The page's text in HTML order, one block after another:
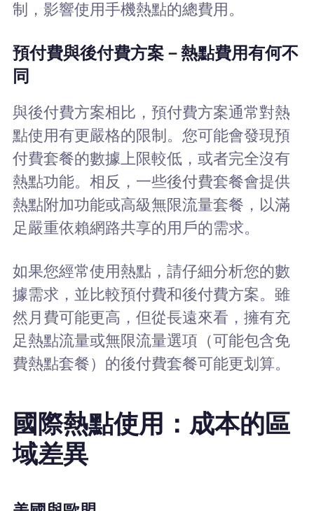
制，影響使用手機熱點的總費用。
預付費與後付費方案－熱點費用有何不
同
與後付費方案相比，預付費方案通常對熱
點使用有更嚴格的限制。您可能會發現預
付費套餐的數據上限較低，或者完全沒有
熱點功能。相反，一些後付費套餐會提供
熱點附加功能或高級無限流量套餐，以滿
足嚴重依賴網路共享的用戶的需求。
如果您經常使用熱點，請仔細分析您的數
據需求，並比較預付費和後付費方案。雖
然月費可能更高，但從長遠來看，擁有充
足熱點流量或無限流量選項（可能包含免
費熱點套餐）的後付費套餐可能更划算。
國際熱點使用：成本的區
域差異